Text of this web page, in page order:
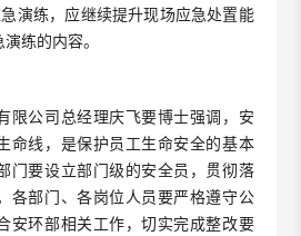
演练，应继续提升现场应急处置能
练的内容。
限公司总经理庆飞要博士强调，安
命线，是保护员工生命安全的基本
门要设立部门级的安全员，贯彻落
各部门、各岗位人员要严格遵守公
安环部相关工作，切实完成整改要